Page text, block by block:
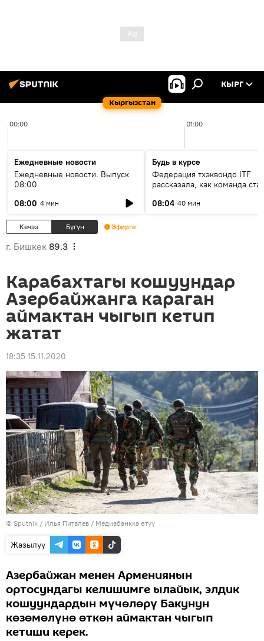
Кыргызстан
КЫРГ
00:00 01:00
Ежедневные новости
Ежедневные новости. Выпуск
08:00
08:00 4 мин
Будь в курсе
Федерация тхэквондо ITF
рассказала, как команда
08:04 40 мин
Кечээ Бүгүн Эфирге
г. Бишкек 89.3
Карабахтагы кошуундар
Азербайжанга караган
аймактан чыгып кетип
жатат
18:35 15.11.2020
© Sputnik / Илья Питалев / Медиабанкка өтүү
Жазылуу
Азербайжан менен Армениянын
ортосундагы келишимге ылайык, элдик
кошуундардын мүчөлөрү Бакунун
көзөмөлүнө өткөн аймактан чыгып
кетиши керек.